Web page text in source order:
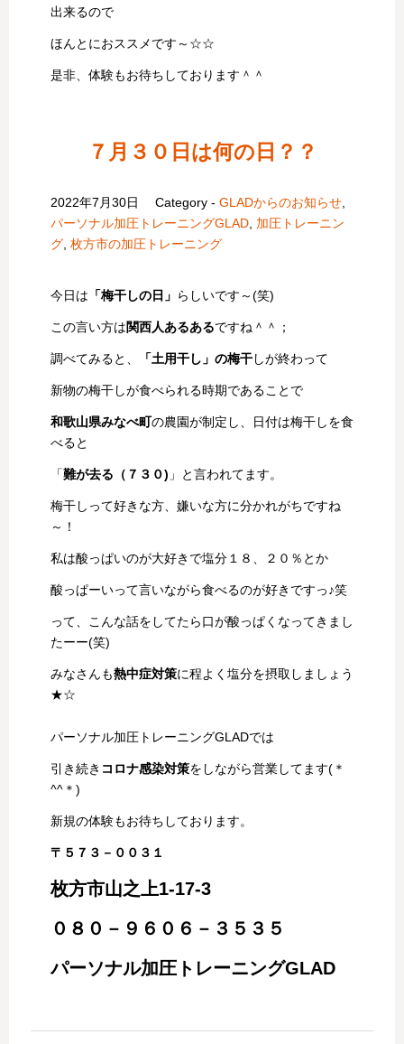
出来るので
ほんとにおススメです～☆☆
是非、体験もお待ちしております＾＾
７月３０日は何の日？？
2022年7月30日 Category -GLADからのお知らせ,
パーソナル加圧トレーニングGLAD, 加圧トレーニン
グ, 枚方市の加圧トレーニング
今日は 「梅干しの日」 らしいです～(笑)
この言い方は関西人あるあるですね＾＾；
調べてみると、 「土用干し」の梅干しが終わって
新物の梅干しが食べられる時期であることで
和歌山県みなべ町の農園が制定し、日付は梅干しを食
べると
「難が去る（７３０) 」と言われてます。
梅干しって好きな方、嫌いな方に分かれがちですね
～！
私は酸っぱいのが大好きで塩分１８、２０％とか
酸っぱーいって言いながら食べるのが好きですっ♪笑
って、こんな話をしてたら口が酸っぱくなってきまし
たーー(笑)
みなさんも熱中症対策に程よく塩分を摂取しましょう
★☆
パーソナル加圧トレーニングGLADでは
引き続き コロナ感染対策をしながら営業してます(＊
^^＊)
新規の体験もお待ちしております。
〒５７３－００３１
枚方市山之上1-17-3
０８０－９６０６－３５３５
パーソナル加圧トレーニングGLAD